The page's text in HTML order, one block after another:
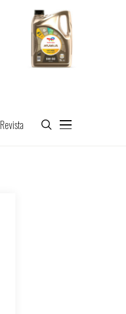
Revista